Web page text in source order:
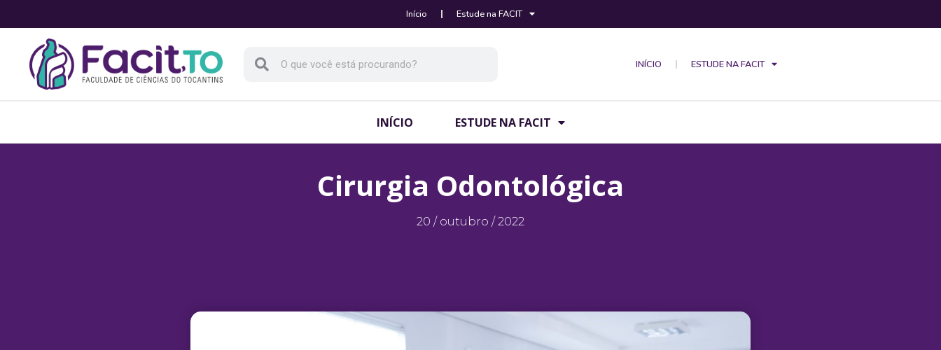
Início Estude na FACIT
INÍCIO ESTUDE NA FACIT
INÍCIO ESTUDE NA FACIT
Cirurgia Odontológica
20 / outubro / 2022